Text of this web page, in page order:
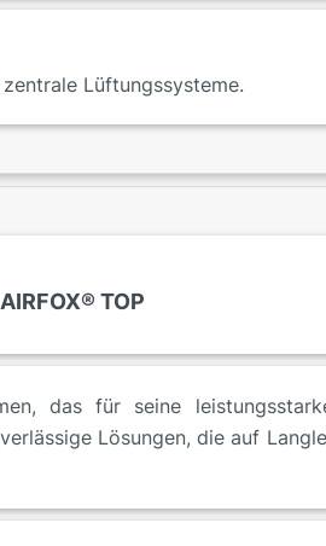
Lüftungssysteme.
AIRFOX® TOP
das für seine
Lösungen, die auf